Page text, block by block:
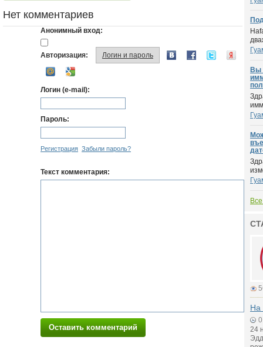
Нет комментариев
Анонимный вход:
Авторизация: Логин и пароль
Логин (e-mail):
Пароль:
Регистрация Забыли пароль?
Текст комментария:
Оставить комментарий
Вы
На
24